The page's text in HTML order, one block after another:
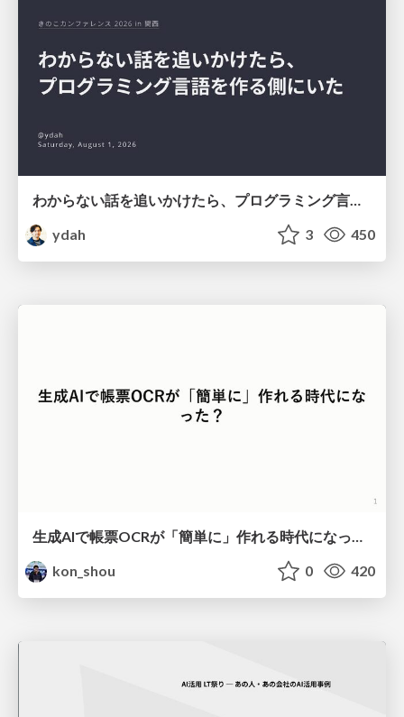
わからない話を追いかけたら、プログラミング言語を作る側にいた
ydah
3 450
kon_shou
0 420